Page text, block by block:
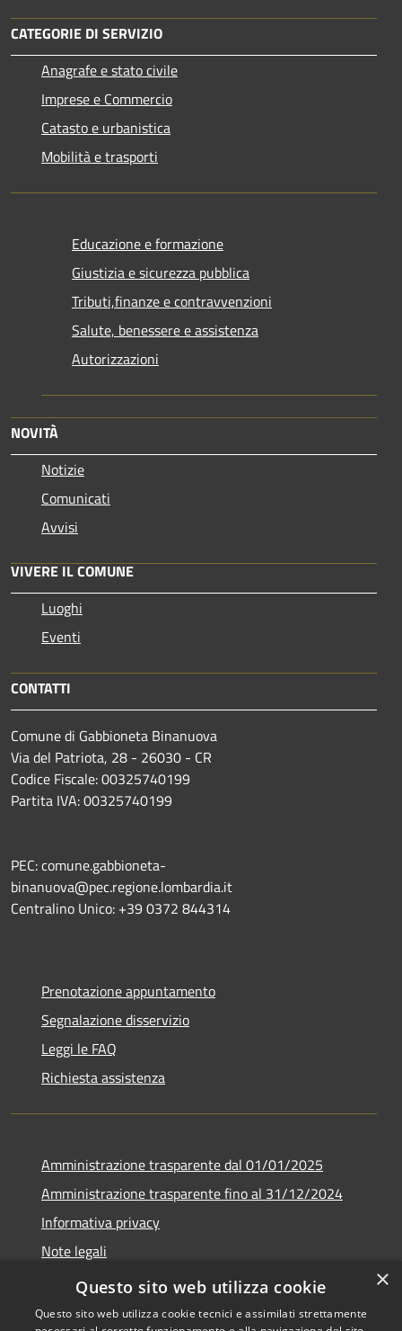
CATEGORIE DI SERVIZIO
Anagrafe e stato civile
Imprese e Commercio
Catasto e urbanistica
Mobilità e trasporti
Educazione e formazione
Giustizia e sicurezza pubblica
Tributi,finanze e contravvenzioni
Salute, benessere e assistenza
Autorizzazioni
NOVITÀ
Notizie
Comunicati
Avvisi
VIVERE IL COMUNE
Luoghi
Eventi
CONTATTI
Comune di Gabbioneta Binanuova
Via del Patriota, 28 - 26030 - CR
Codice Fiscale: 00325740199
Partita IVA: 00325740199
PEC: comune.gabbioneta-
binanuova@pec.regione.lombardia.it
Centralino Unico: +39 0372 844314
Prenotazione appuntamento
Segnalazione disservizio
Leggi le FAQ
Richiesta assistenza
Amministrazione trasparente dal 01/01/2025
Amministrazione trasparente fino al 31/12/2024
Informativa privacy
Note legali
Dichiarazione di accessibilità
×
Questo sito web utilizza cookie
Questo sito web utilizza cookie tecnici e assimilati strettamente